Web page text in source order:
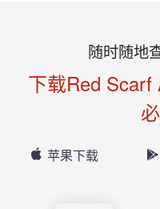
随时随地
下载Red Scarf
苹果下载